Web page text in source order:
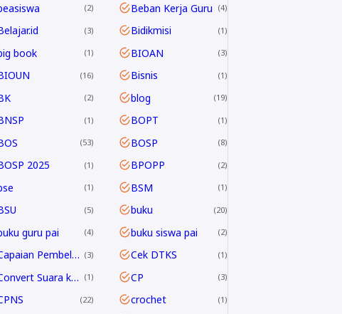
2 Beban Kerja Guru 4
3 Bidikmisi 1
book 1 BIOAN 3
16 Bisnis 1
2 blog 19
1 BOPT 1
53 BOSP 8
2025 1 BPOPP 2
1 BSM 1
5 buku 20
guru pai 4 buku siswa pai 2
Capaian Pembelajaran 3 Cek DTKS 1
Convert Suara ke Text 1 CP 3
22 crochet 1